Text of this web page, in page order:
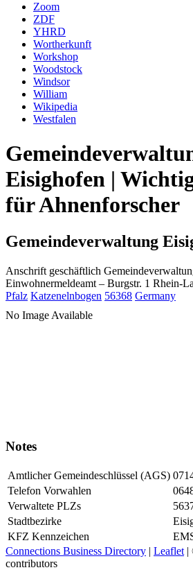
Zoom
ZDF
YHRD
Wortherkunft
Workshop
Woodstock
Windsor
William
Wikipedia
Westfalen
Eisighofen |
für Ahnenforscher
Gemeindeverwaltung
Anschrift geschäftlich
Einwohnermeldeamt – Burgstr. 1 Rhein-
Pfalz Katzenelnbogen 56368 Germany
No Image Available
Notes
Amtlicher Gemeindeschlüssel (AGS)
Telefon Vorwahlen
Verwaltete PLZs
Stadtbezirke
KFZ Kennzeichen
Connections Business Directory | Leaflet |
contributors